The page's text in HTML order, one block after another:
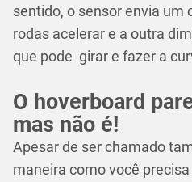
sentido, o sensor envia um
rodas acelerar e a outra
que pode girar e fazer a
O hoverboard
mas não é!
Apesar de ser chamado
maneira como você